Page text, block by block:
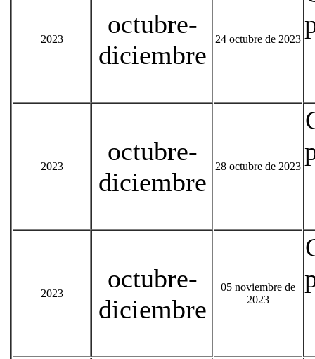
2023
octubre-
diciembre
24 octubre de 2023
2023
octubre-
diciembre
28 octubre de 2023
2023
octubre-
diciembre
05 noviembre de
2023